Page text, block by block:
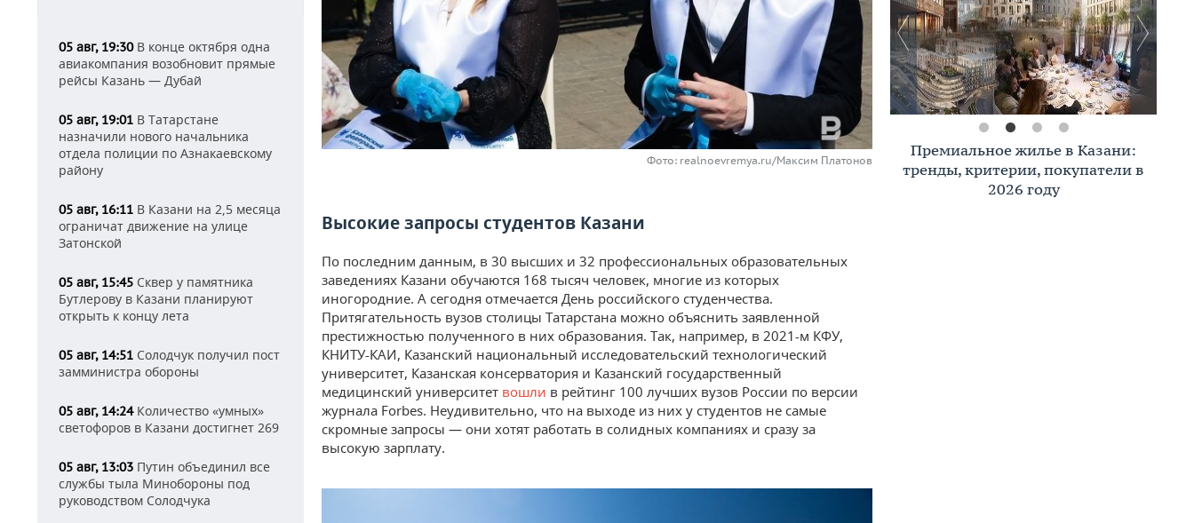
05 авг, 19:30В конце октября одна
авиакомпания возобновит прямые
рейсы Казань — Дубай
05 авг, 19:01 В Татарстане
назначили нового начальника
отдела полиции по Азнакаевскому
району
05 авг, 16:11 В Казани на 2,5 месяца
ограничат движение на улице
Затонской
05 авг, 15:45 Сквер у памятника
Бутлерову в Казани планируют
открыть к концу лета
05 авг, 14:51 Солодчук получил пост
замминистра обороны
05 авг, 14:24Количество «умных»
светофоров в Казани достигнет 269
05 авг, 13:03 Путин объединил все
службы тыла Минобороны под
руководством Солодчука
Фото: realnoevremya.ru/Максим Платонов
Высокие запросы студентов Казани
По последним данным, в 30 высших и 32 профессиональных образовательных
заведениях Казани обучаются 168 тысяч человек, многие из которых
иногородние. А сегодня отмечается День российского студенчества.
Притягательность вузов столицы Татарстана можно объяснить заявленной
престижностью полученного в них образования. Так, например, в 2021-м КФУ,
КНИТУ-КАИ, Казанский национальный исследовательский технологический
университет, Казанская консерватория и Казанский государственный
медицинский университет вошли в рейтинг 100 лучших вузов России по версии
журнала Forbes. Неудивительно, что на выходе из них у студентов не самые
скромные запросы — они хотят работать в солидных компаниях и сразу за
высокую зарплату.
Премиальное жилье в Казани:
тренды, критерии, покупатели в
2026 году